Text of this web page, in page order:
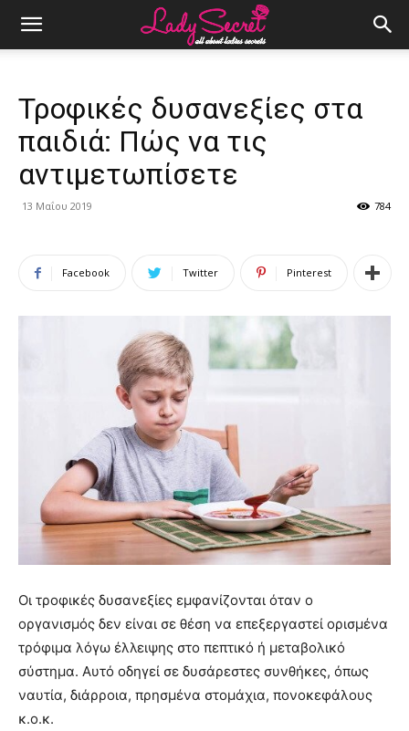
Τροφικές δυσανεξίες στα
παιδιά: Πώς να τις
αντιμετωπίσετε
13 Μαΐου 2019 784
Facebook Twitter Pinterest
Οι τροφικές δυσανεξίες εμφανίζονται όταν ο
οργανισμός δεν είναι σε θέση να επεξεργαστεί ορισμένα
τρόφιμα λόγω έλλειψης στο πεπτικό ή μεταβολικό
σύστημα. Αυτό οδηγεί σε δυσάρεστες συνθήκες, όπως
ναυτία, διάρροια, πρησμένα στομάχια, πονοκεφάλους
κ.ο.κ.